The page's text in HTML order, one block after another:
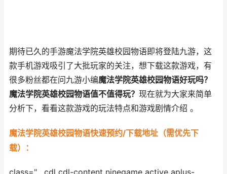
期待已久的手游魔法学院英雄校园物语即将登陆九游，这
款手机游戏吸引了大批玩家的关注，想下载这款游戏，有
很多粉丝都在问九游小编魔法学院英雄校园物语好玩吗？
魔法学院英雄校园物语值不值得玩？ 现在就为大家来简单
分析下，看看这款游戏的玩法特点和游戏剧情介绍 。
魔法学院英雄校园物语快速预约/下载地址（需优先下
载）：